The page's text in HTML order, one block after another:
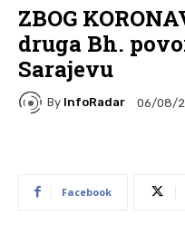
ZBOG
druga Bh.
Sarajevu
By InfoRadar 06/08/
Facebook